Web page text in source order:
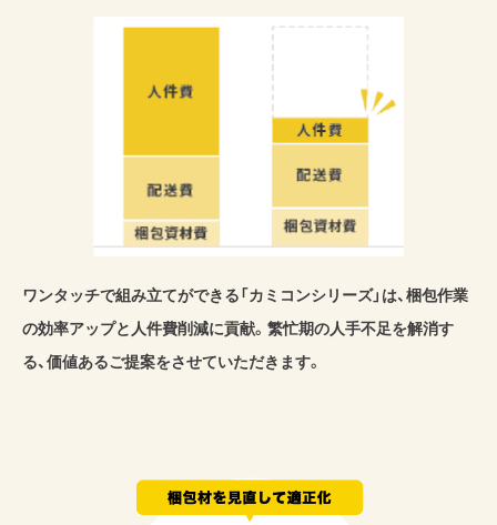
ワンタッチで組み立てができる「カミコンシリーズ」は、梱包作業
の効率アップと人件費削減に貢献。繁忙期の人手不足を解消す
る、価値あるご提案をさせていただきます。